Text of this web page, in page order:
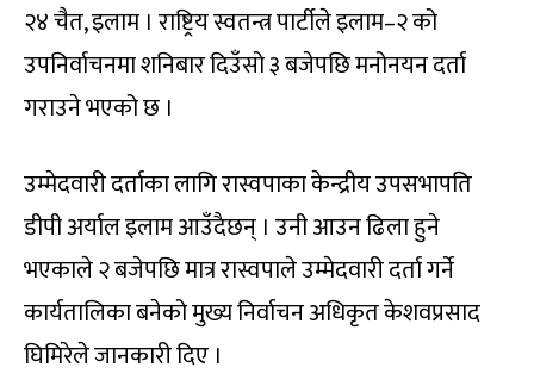
२४ चैत, इलाम । राष्ट्रिय स्वतन्त्र पार्टीले इलाम–२ को
उपनिर्वाचनमा शनिबार दिउँसो ३ बजेपछि मनोनयन दर्ता
गराउने भएको छ ।
उम्मेदवारी दर्ताका लागि रास्वपाका केन्द्रीय उपसभापति
डीपी अर्याल इलाम आउँदैछन् । उनी आउन ढिला हुने
भएकाले २ बजेपछि मात्र रास्वपाले उम्मेदवारी दर्ता गर्ने
कार्यतालिका बनेको मुख्य निर्वाचन अधिकृत केशवप्रसाद
घिमिरेले जानकारी दिए ।